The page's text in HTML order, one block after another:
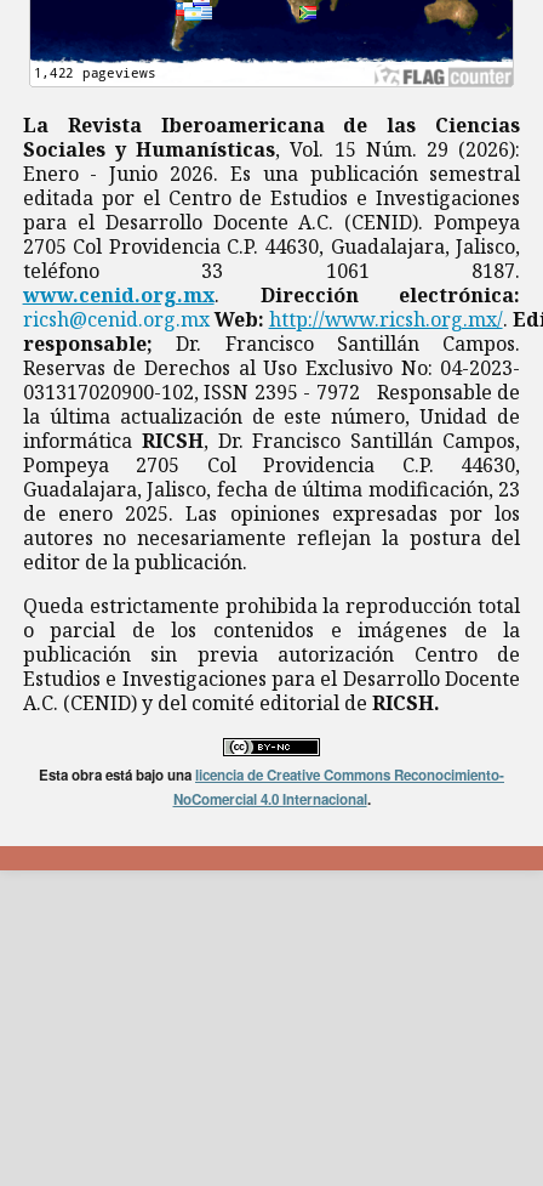
La Revista Iberoamericana de las Ciencias
Sociales y Humanísticas, Vol. 15 Núm. 29 (2026):
Enero - Junio 2026. Es una publicación semestral
editada por el Centro de Estudios e Investigaciones
para el Desarrollo Docente A.C. (CENID). Pompeya
2705 Col Providencia C.P. 44630, Guadalajara, Jalisco,
teléfono 33 1061 8187.
www.cenid.org.mx. Dirección electrónica:
ricsh@cenid.org.mxWeb: http://www.ricsh.org.mx/.
responsable; Dr. Francisco Santillán Campos.
Reservas de Derechos al Uso Exclusivo No: 04-2023-
031317020900-102, ISSN 2395 - 7972 Responsable de
la última actualización de este número, Unidad de
informática RICSH, Dr. Francisco Santillán Campos,
Pompeya 2705 Col Providencia C.P. 44630,
Guadalajara, Jalisco, fecha de última modificación, 23
de enero 2025. Las opiniones expresadas por los
autores no necesariamente reflejan la postura del
editor de la publicación.
Queda estrictamente prohibida la reproducción total
o parcial de los contenidos e imágenes de la
publicación sin previa autorización Centro de
Estudios e Investigaciones para el Desarrollo Docente
A.C. (CENID) y del comité editorial de RICSH.
Esta obra está bajo unalicencia de Creative Commons Reconocimiento-
NoComercial 4.0 Internacional.